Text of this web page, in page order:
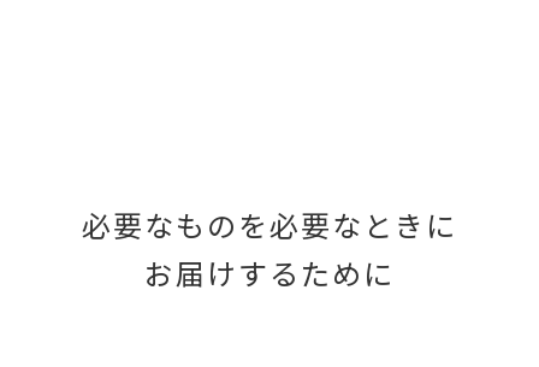
必要なものを必要なときに
お届けするために